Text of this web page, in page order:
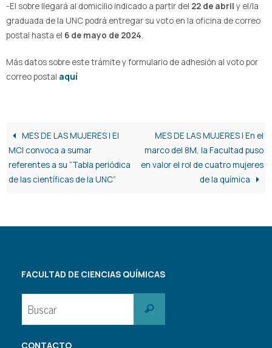
-El sobre llegará al domicilio indicado a partir del 22 de abril y el/la
graduada de la UNC podrá entregar su voto en la oficina de correo
postal hasta el 6 de mayo de 2024.
Más datos sobre este trámite y formulario de adhesión al voto por
correo postal aquí
MES DE LAS MUJERES | El
MCI convoca a sumar
referentes a su “Tabla periódica
de las científicas de la UNC”
MES DE LAS MUJERES | En el
marco del 8M, la Facultad puso
en valor el rol de cuatro mujeres
de la química
FACULTAD DE CIENCIAS QUÍMICAS
Buscar
CONTACTO